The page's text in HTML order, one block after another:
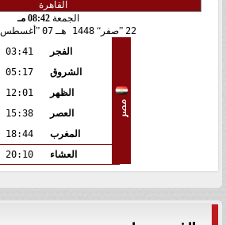
الجمعة 08:42 مـ
22
صفر 1448 هـ 07 أغسطس
مصر
الفجر
03:41
الشروق
05:17
الظهر
12:01
العصر
15:38
المغرب
18:44
العشاء
20:10